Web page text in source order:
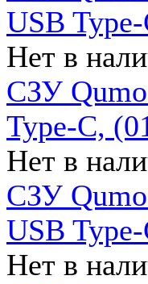
USB
Нет в
СЗУ
Type-C,
Нет в
СЗУ
USB
Нет в